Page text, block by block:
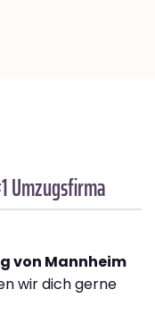
Umzugsfirma
von Mannheim
wir dich gerne